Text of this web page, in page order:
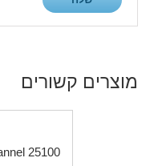
מוצרים קשורים
25100 Multi Channel